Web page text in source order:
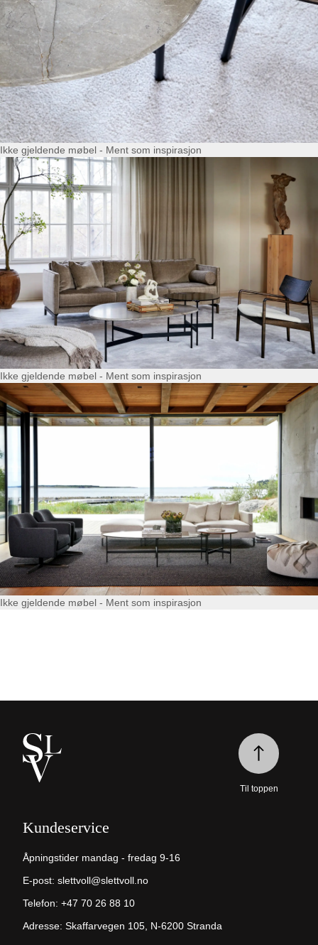
Ikke gjeldende møbel - Ment som inspirasjon
Ikke gjeldende møbel - Ment som inspirasjon
Ikke gjeldende møbel - Ment som inspirasjon
Kundeservice
Åpningstider mandag - fredag 9-16
E-post: slettvoll@slettvoll.no
Telefon: +47 70 26 88 10
Adresse: Skaffarvegen 105, N-6200 Stranda
Til toppen